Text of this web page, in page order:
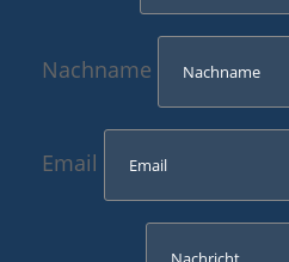
Nachname
Email